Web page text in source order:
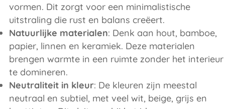
vormen. Dit zorgt voor een minimalistische
uitstraling die rust en balans creëert.
Natuurlijke materialen: Denk aan hout, bamboe,
papier, linnen en keramiek. Deze materialen
brengen warmte in een ruimte zonder het interieur
te domineren.
Neutraliteit in kleur: De kleuren zijn meestal
neutraal en subtiel, met veel wit, beige, grijs en